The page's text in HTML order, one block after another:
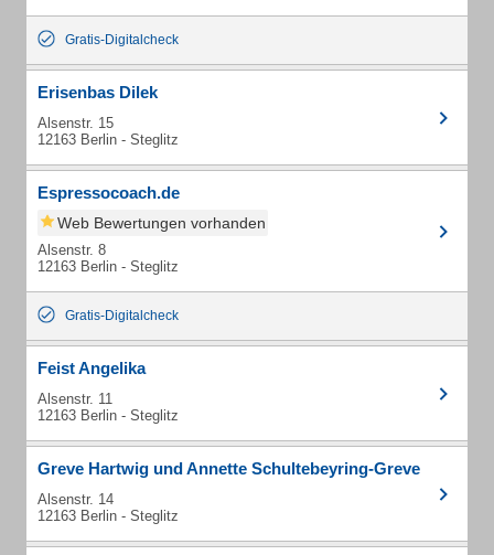
Gratis-Digitalcheck
Erisenbas Dilek
Alsenstr. 15
12163 Berlin - Steglitz
Espressocoach.de
Web Bewertungen vorhanden
Alsenstr. 8
12163 Berlin - Steglitz
Gratis-Digitalcheck
Feist Angelika
Alsenstr. 11
12163 Berlin - Steglitz
Greve Hartwig und Annette Schultebeyring-Greve
Alsenstr. 14
12163 Berlin - Steglitz